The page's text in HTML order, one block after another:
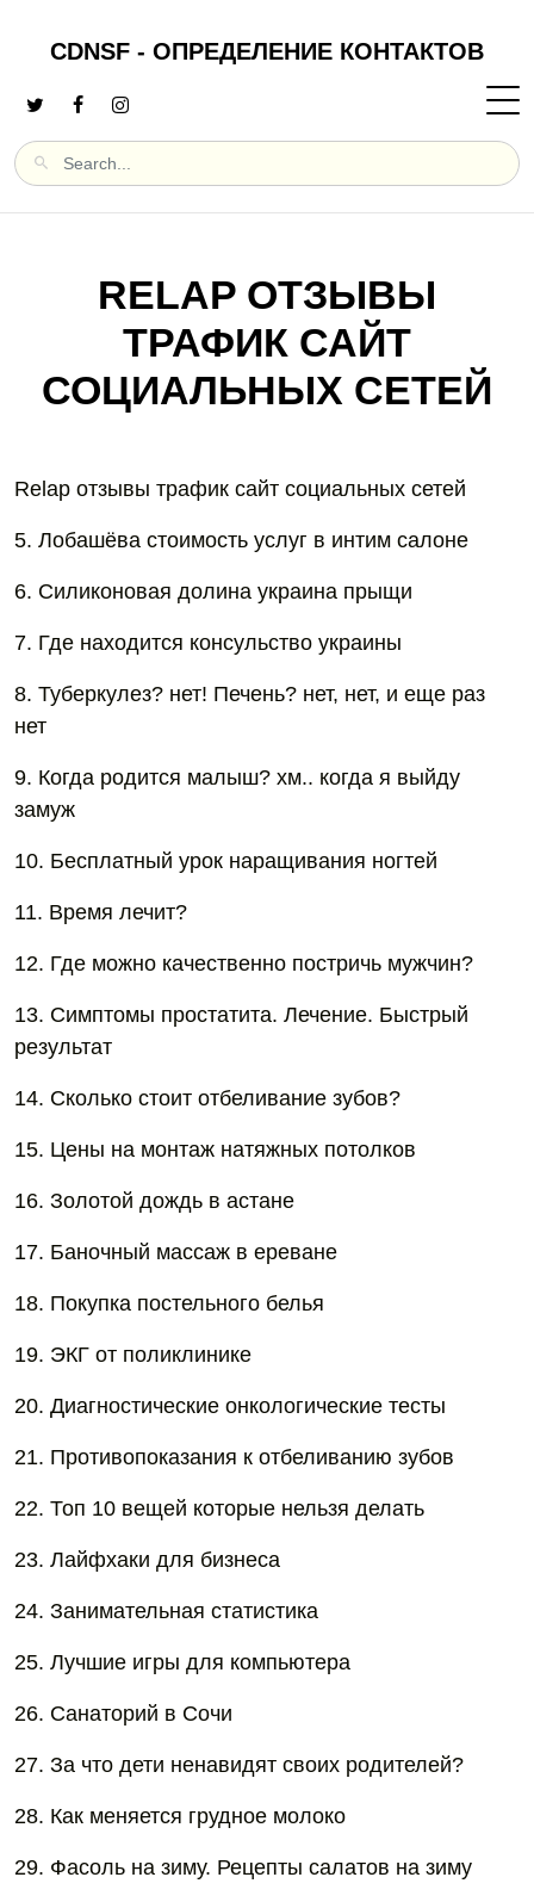
CDNSF - ОПРЕДЕЛЕНИЕ КОНТАКТОВ
RELAP ОТЗЫВЫ
ТРАФИК САЙТ
СОЦИАЛЬНЫХ СЕТЕЙ
Relap отзывы трафик сайт социальных сетей
5. Лобашёва стоимость услуг в интим салоне
6. Силиконовая долина украина прыщи
7. Где находится консульство украины
8. Туберкулез? нет! Печень? нет, нет, и еще раз
нет
9. Когда родится малыш? хм.. когда я выйду
замуж
10. Бесплатный урок наращивания ногтей
11. Время лечит?
12. Где можно качественно постричь мужчин?
13. Симптомы простатита. Лечение. Быстрый
результат
14. Сколько стоит отбеливание зубов?
15. Цены на монтаж натяжных потолков
16. Золотой дождь в астане
17. Баночный массаж в ереване
18. Покупка постельного белья
19. ЭКГ от поликлинике
20. Диагностические онкологические тесты
21. Противопоказания к отбеливанию зубов
22. Топ 10 вещей которые нельзя делать
23. Лайфхаки для бизнеса
24. Занимательная статистика
25. Лучшие игры для компьютера
26. Санаторий в Сочи
27. За что дети ненавидят своих родителей?
28. Как меняется грудное молоко
29. Фасоль на зиму. Рецепты салатов на зиму